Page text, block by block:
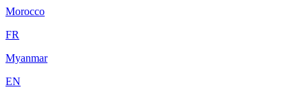
Morocco
FR
Myanmar
EN